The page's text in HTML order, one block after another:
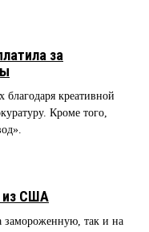
за
благодаря креативной
Кроме того,
из США
замороженную, так и на